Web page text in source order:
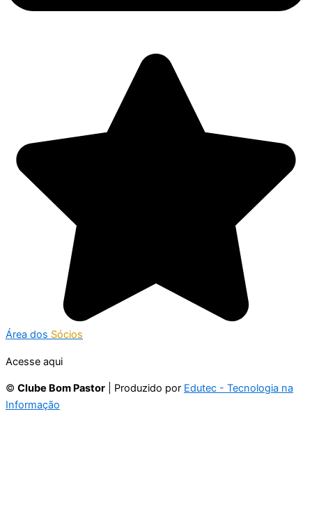
Área dos Sócios
Acesse aqui
© Clube Bom Pastor | Produzido por Edutec - Tecnologia na
Informação